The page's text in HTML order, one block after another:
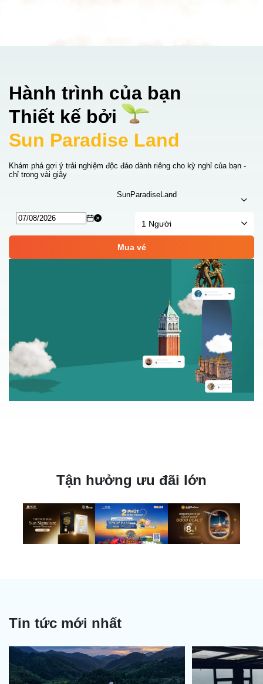
Hành trình của bạn
Thiết kế bởi
Sun Paradise Land
Khám phá gợi ý trải nghiệm độc đáo dành riêng cho kỳ nghỉ của bạn -
chỉ trong vài giây
SunParadiseLand
1 Người
Mua vé
Tận hưởng ưu đãi lớn
Tin tức mới nhất